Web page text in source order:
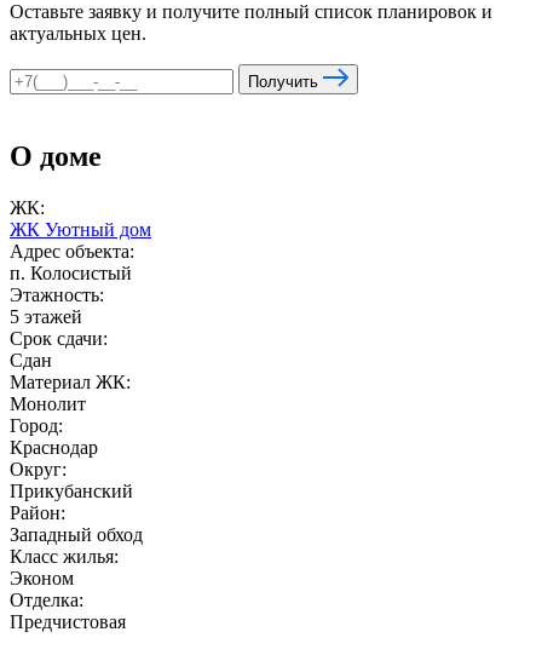
Оставьте заявку и получите полный список планировок и
актуальных цен.
Получить
О доме
ЖК:
ЖК Уютный дом
Адрес объекта:
п. Колосистый
Этажность:
5 этажей
Срок сдачи:
Сдан
Материал ЖК:
Монолит
Город:
Краснодар
Округ:
Прикубанский
Район:
Западный обход
Класс жилья:
Эконом
Отделка:
Предчистовая